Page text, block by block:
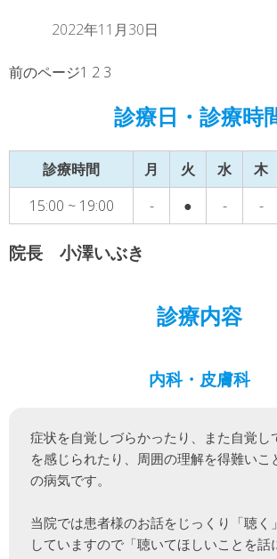
2022年11月30日
前のページ1 2 3
診療日・診療時
診療時間 月 火 水 木
15:00 ~ 19:00
- ● - -
院長 小澤いぶき
診療内容
内科・皮膚科
症状を自覚しづらかったり、また自覚し
を感じられたり、周囲の理解を得難いこ
の病気です。
当院では患者様のお話をじっくり「聴く
していますので「聴いてほしいことを話